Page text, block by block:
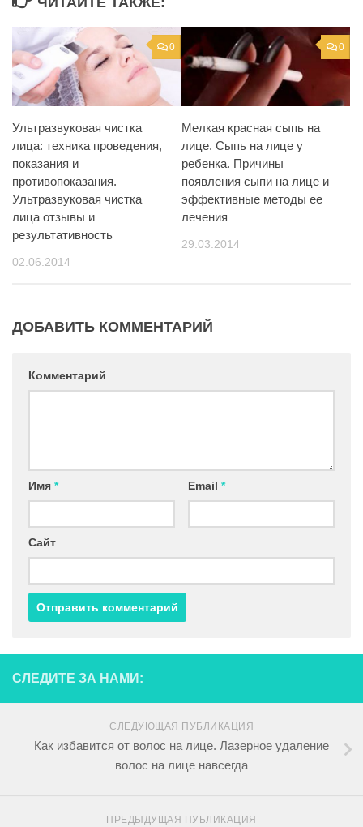
0
Ультразвуковая чистка
лица: техника проведения,
показания и
противопоказания.
Ультразвуковая чистка
лица отзывы и
результативность
02.06.2014
0
Мелкая красная сыпь на
лице. Сыпь на лице у
ребенка. Причины
появления сыпи на лице и
эффективные методы ее
лечения
29.03.2014
ДОБАВИТЬ КОММЕНТАРИЙ
Комментарий
Имя * Email *
Сайт
СЛЕДИТЕ ЗА НАМИ:
СЛЕДУЮЩАЯ ПУБЛИКАЦИЯ
Как избавится от волос на лице. Лазерное удаление
волос на лице навсегда
ПРЕДЫДУЩАЯ ПУБЛИКАЦИЯ